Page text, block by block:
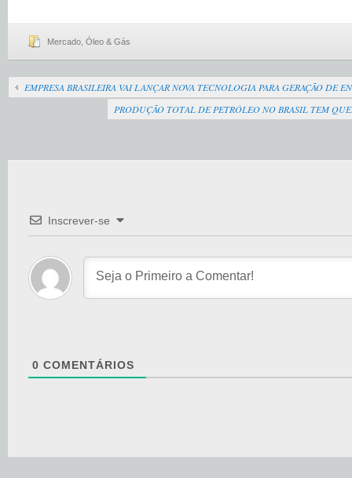
Mercado Óleo & Gás
EMPRESA BRASILEIRA VAI LANÇAR NOVA TECNOLOGIA PARA GERAÇÃO DE
PRODUÇÃO TOTAL DE PETRÓLEO NO BRASIL TEM
Inscrever-se
0 COMENTÁRIOS